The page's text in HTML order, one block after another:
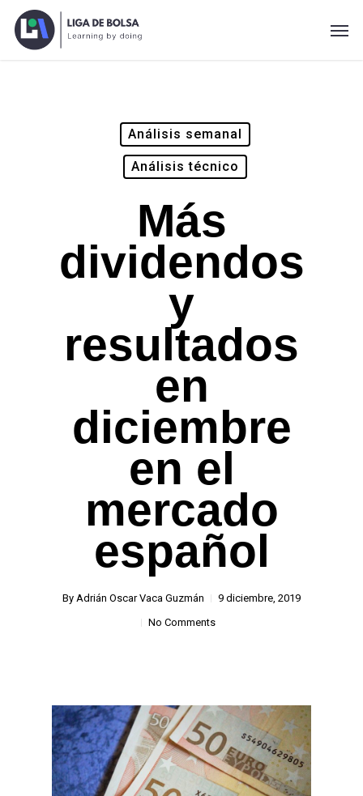
Skip
Análisis semanal
Análisis técnico
Más
dividendos
y
resultados
en
diciembre
en el
mercado
español
By Adrián Oscar Vaca Guzmán
9 diciembre, 2019
No Comments